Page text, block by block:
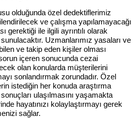
olduğunda özel dedektiflerimiz
ve çalışma yapılamayacağı
gerektiği ile ilgili ayrıntılı olarak
Uzmanlarımız yasaları ve
ve takip eden kişiler olması
içeren sonucunda cezai
olan konularda müşterilerini
sonlandırmak zorundadır. Özel
istediğin her konuda araştırma
ulaşılmasını yaşamakta
hayatınızı kolaylaştırmayı gerek
sağlar.